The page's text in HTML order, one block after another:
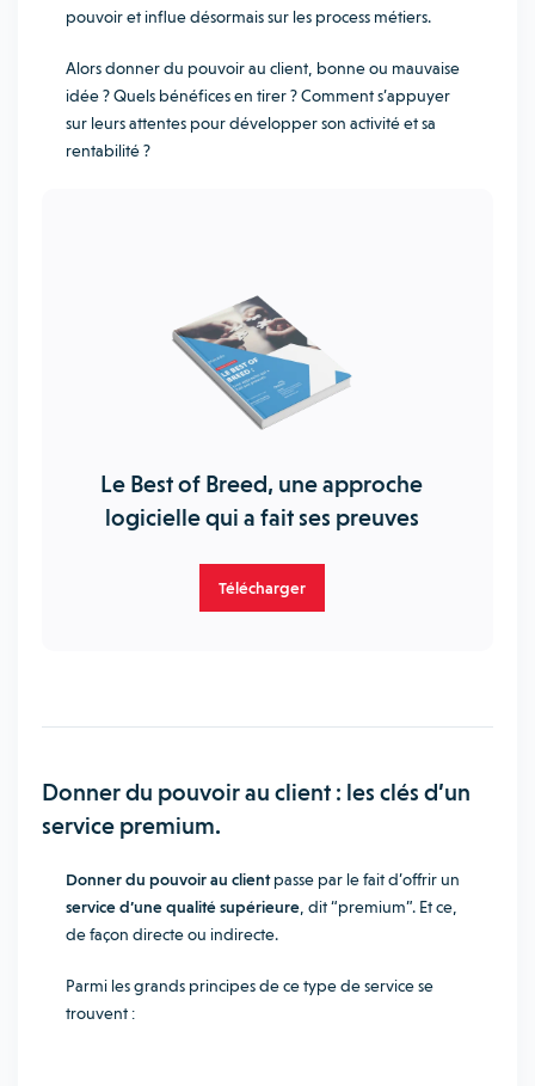
pouvoir et influe désormais sur les process métiers.
Alors donner du pouvoir au client, bonne ou mauvaise
idée ? Quels bénéfices en tirer ? Comment s’appuyer
sur leurs attentes pour développer son activité et sa
rentabilité ?
Le Best of Breed, une approche
logicielle qui a fait ses preuves
Télécharger
Donner du pouvoir au client : les clés d’un
service premium.
Donner du pouvoir au clientpasse par le fait d’offrir un
service d’une qualité supérieure , dit “premium”. Et ce,
de façon directe ou indirecte.
Parmi les grands principes de ce type de service se
trouvent :